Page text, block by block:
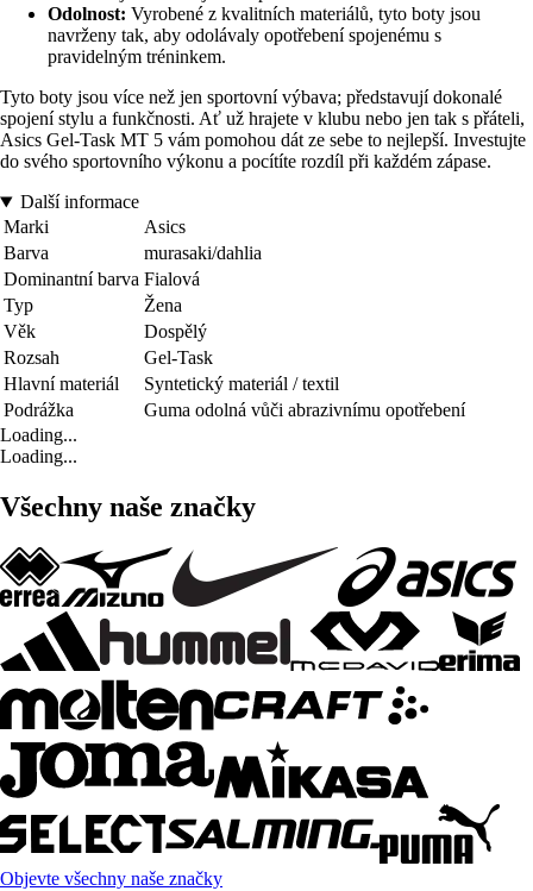
Odolnost: Vyrobené z kvalitních materiálů, tyto boty jsou
navrženy tak, aby odolávaly opotřebení spojenému s
pravidelným tréninkem.
Tyto boty jsou více než jen sportovní výbava; představují dokonalé
spojení stylu a funkčnosti. Ať už hrajete v klubu nebo jen tak s přáteli,
Asics Gel-Task MT 5 vám pomohou dát ze sebe to nejlepší. Investujte
do svého sportovního výkonu a pocítíte rozdíl při každém zápase.
Další informace
Marki
Asics
Barva
murasaki/dahlia
Dominantní barva Fialová
Typ
Žena
Věk
Dospělý
Rozsah
Gel-Task
Hlavní materiál
Syntetický materiál / textil
Podrážka
Guma odolná vůči abrazivnímu opotřebení
Loading...
Loading...
Všechny naše značky
Objevte všechny naše značky